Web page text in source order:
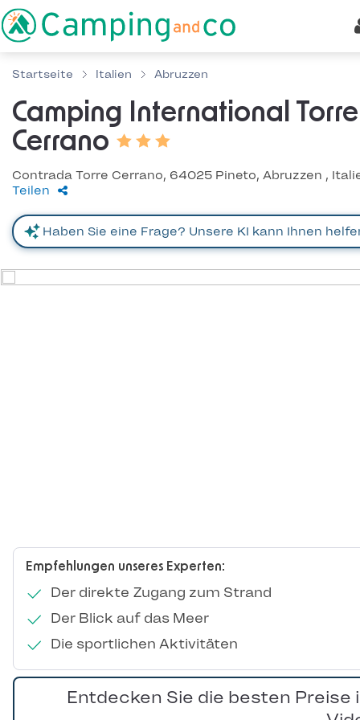
Startseite Italien Abruzzen
Camping International Torre
Cerrano
Contrada Torre Cerrano, 64025 Pineto, Abruzzen ,
Teilen
Empfehlungen unseres Experten:
Der direkte Zugang zum Strand
Der Blick auf das Meer
Die sportlichen Aktivitäten
Entdecken Sie die besten Preise